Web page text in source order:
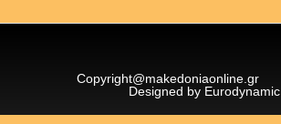
Copyright@makedoniaonline.gr
Designed by Eurodynamic